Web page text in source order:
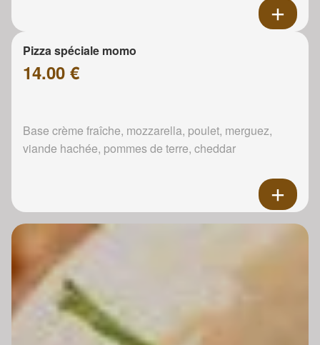
Pizza spéciale momo
14.00 €
Base crème fraîche, mozzarella, poulet, merguez,
viande hachée, pommes de terre, cheddar